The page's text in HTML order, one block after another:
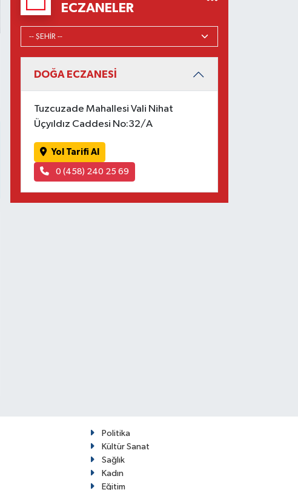
ECZANELER
DOĞA ECZANESİ
Tuzcuzade Mahallesi Vali Nihat
Üçyıldız Caddesi No:32/A
Yol Tarifi Al
0 (458) 240 25 69
Politika
Kültür Sanat
Sağlık
Kadın
Eğitim